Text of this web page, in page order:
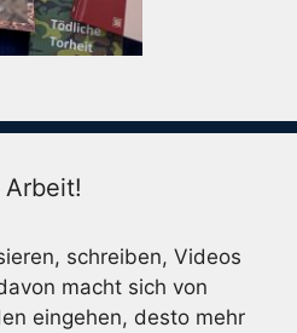
schreiben, Videos
macht sich von
eingehen, desto mehr